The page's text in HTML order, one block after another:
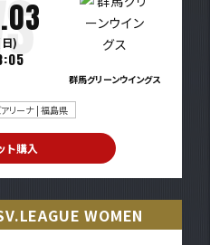
)
群馬グリーンウイングス
リーナ | 福島県
ト購入
WOMEN